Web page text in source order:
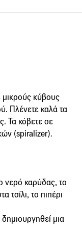
μικρούς κύβους
Πλένετε καλά τα
Τα κόβετε σε
(spiralizer).
νερό καρύδας, το
τσίλι, το πιπέρι
μια